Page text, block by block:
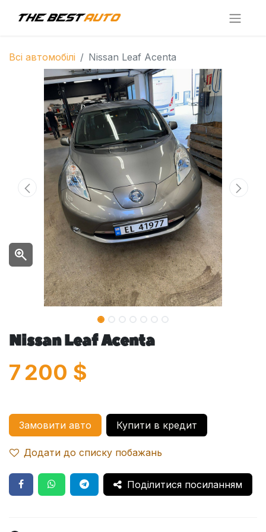
Всі автомобілі Nissan Leaf Acenta
Nissan Leaf Acenta
7 200 $
Замовити авто Купити в кредит
Додати до списку побажань
Поділитися посиланням